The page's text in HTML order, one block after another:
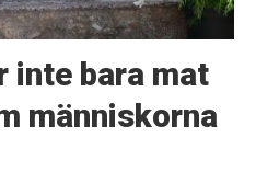
inte bara mat
människorna